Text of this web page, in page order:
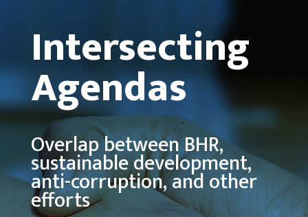
Intersecting
Agendas
Overlap between BHR,
sustainable development,
anti-corruption, and other
efforts